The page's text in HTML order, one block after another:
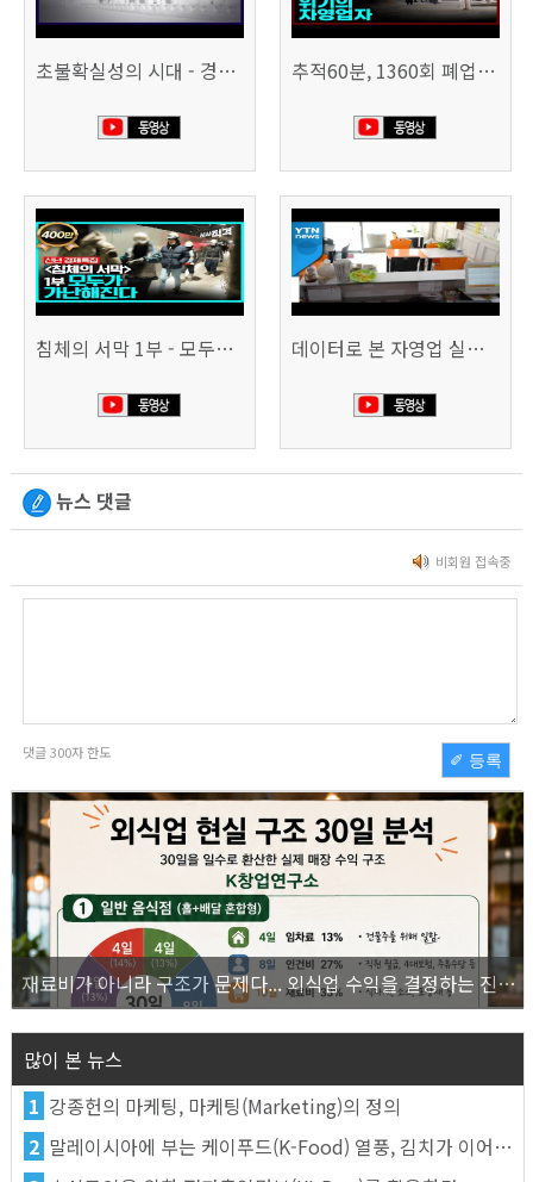
초불확실성의 시대 - 경제를 구하라 494회 (KBS 25.2.11) 추적60분, 1360회 폐업의 시대, 위기의 자영업자
침체의 서막 1부 - 모두가 가난해진다 | 시사직격 신년특집 데이터로 본 자영업 실태 - 매출 '뚝', 장수 업소도 '휘청'
뉴스 댓글
비회원 접속중
댓글300자 한도 ✐ 등록
재료비가 아니라 구조가 문제다... 외식업 수익을 결정하는 진짜 숫자의 비밀
많이 본 뉴스
1 강종헌의 마케팅, 마케팅(Marketing)의 정의
2 말레이시아에 부는 케이푸드(K-Food) 열풍, 김치가 이어간다